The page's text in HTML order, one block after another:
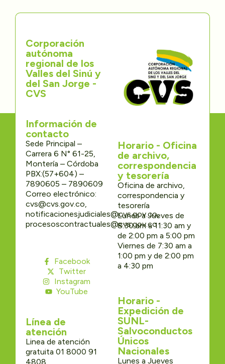
Contáctenos
Corporación
autónoma
regional de los
Valles del Sinú y
del San Jorge -
CVS
Información de
contacto
Sede Principal –
Carrera 6 N° 61-25,
Montería – Córdoba
PBX:(57+604) –
7890605 – 7890609
Correo electrónico:
cvs@cvs.gov.co,
notificacionesjudiciales@cvs.gov.co,
procesoscontractuales@cvs.gov.co
Facebook
Twitter
Instagram
YouTube
Línea de
atención
Linea de atención
gratuita 01 8000 91
4808
Horario - Oficina
de archivo,
correspondencia
y tesorería
Oficina de archivo,
correspondencia y
tesorería
Lunes a Jueves de
8:30 am a 11:30 am y
de 2:00 pm a 5:00 pm
Viernes de 7:30 am a
1:00 pm y de 2:00 pm
a 4:30 pm
Horario -
Expedición de
SUNL-
Salvoconductos
Únicos
Nacionales
Lunes a Jueves